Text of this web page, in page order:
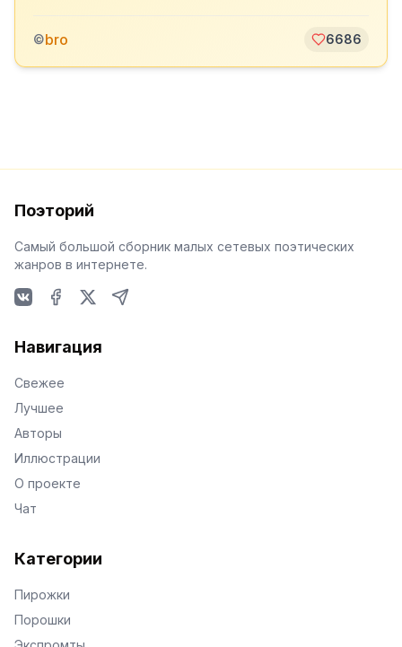
©bro 6686
Поэторий
Самый большой сборник малых сетевых поэтических
жанров в интернете.
Навигация
Свежее
Лучшее
Авторы
Иллюстрации
О проекте
Чат
Категории
Пирожки
Порошки